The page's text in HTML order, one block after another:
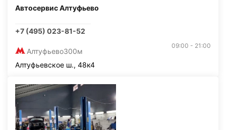
Автосервис Алтуфьево
+7 (495) 023-81-52
Алтуфьево300м
09:00 - 21:00
Алтуфьевское ш., 48к4